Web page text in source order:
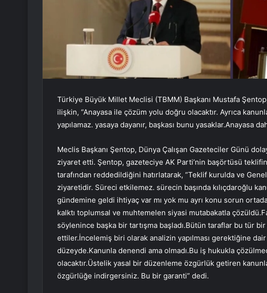
Türkiye Büyük Millet Meclisi (TBMM) Başkanı Mustafa
ilişkin, “Anayasa ile çözüm yolu doğru olacaktır. Ayrıca
yapılamaz. yasaya dayanır, başkası bunu yasaklar.Anayasa
Meclis Başkanı Şentop, Dünya Çalışan Gazeteciler Günü
ziyaret etti. Şentop, gazeteciye AK Parti’nin başörtüsü
tarafından reddedildiğini hatırlatarak, “Teklif kurulda ve
ziyaretidir. Süreci etkilemez. sürecin başında kılıçdaroğlu
gündemine geldi ihtiyaç var mı yok mu ayrı konu sorun
kalktı toplumsal ve muhtemelen siyasi mutabakatla
söylenince başka bir tartışma başladı.Bütün taraflar bu tür
ettiler.İncelemiş biri olarak analizin yapılması gerektiğine
düzeyde.Kanunla denendi ama olmadı.Bu iş hukukla
olacaktır.Üstelik yasal bir düzenleme özgürlük getiren
özgürlüğe indirgersiniz. Bu bir garanti” dedi.